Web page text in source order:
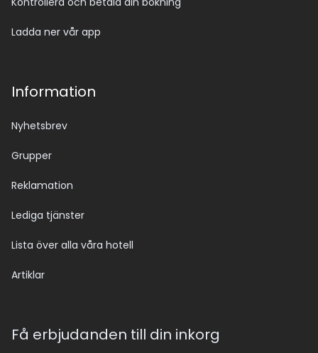
Ladda ner vår app
Information
Nyhetsbrev
Grupper
Reklamation
Lediga tjänster
Lista över alla våra hotell
Artiklar
Få erbjudanden till din inkorg